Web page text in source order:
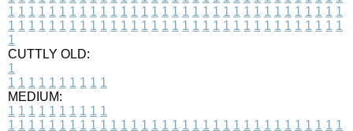
1 1 1 1 1 1 1 1 1 1 1 1 1 1 1 1 1 1 1 1 1 1 1 1 1 1 1 1 1 1 1 1 1
1 1 1 1 1 1 1 1 1 1 1 1 1 1 1 1 1 1 1 1 1 1 1 1 1 1 1 1 1 1 1 1 1
1
CUTTLY OLD:
1
1 1 1 1 1 1 1 1 1 1
MEDIUM:
1 1 1 1 1 1 1 1 1 1
1 1 1 1 1 1 1 1 1 1 1 1 1 1 1 1 1 1 1 1 1 1 1 1 1 1 1 1 1 1 1 1 1